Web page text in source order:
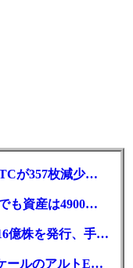
り取りをブロックチェー
るため、ガス代（手数
可能です。
ならガス代を支払うこ
第一歩にもなると考え
ビットコイン企業BitFuFu、保有BTCが357枚減少｜前払いが要因
ソラナETFに2.6億ドル流入、それでも資産は4900万ドル減
売上ゼロのBTCマイニング企業が16億株を発行、手元現金は23万ドル
わずか190秒で3件撤回｜グレースケールのアルトETF戦略に変化か